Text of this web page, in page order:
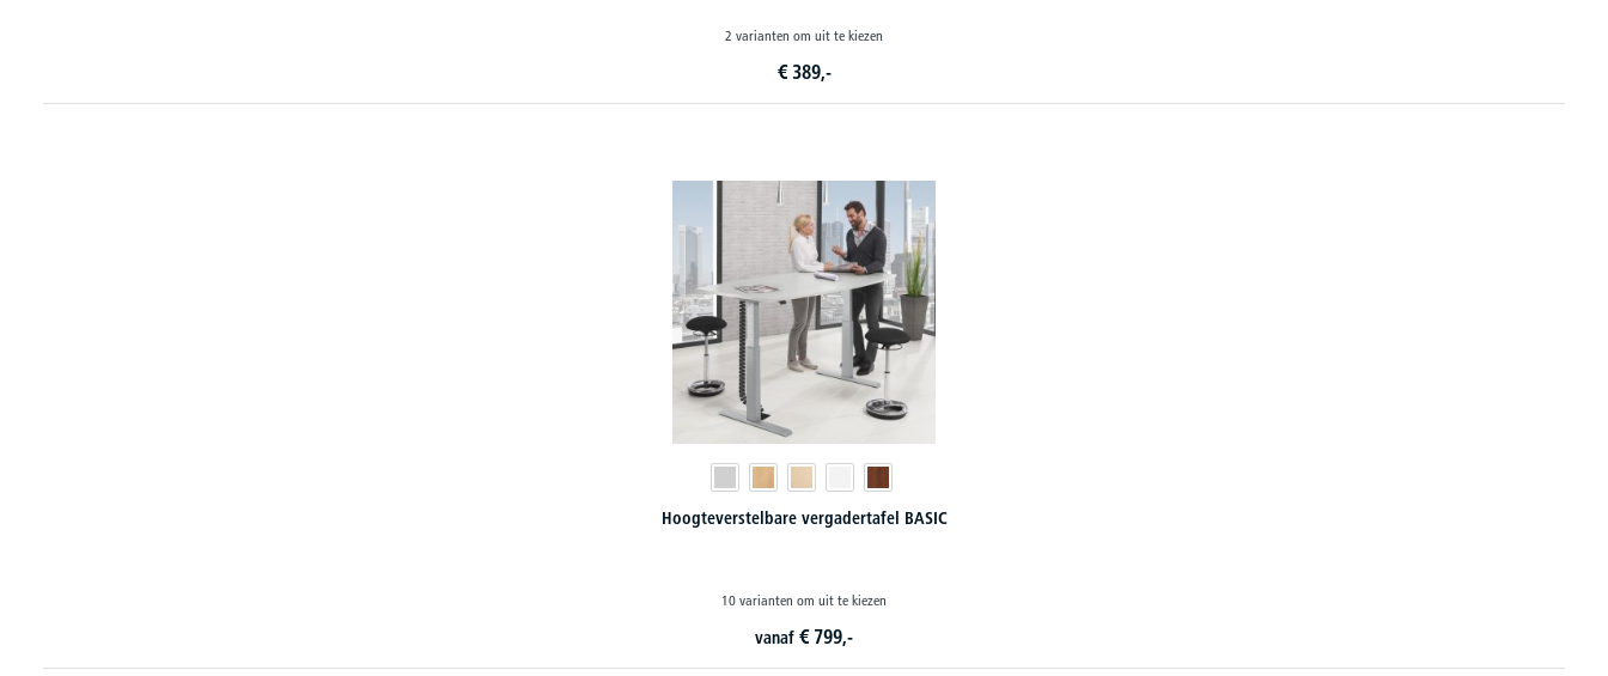
2 varianten om uit te kiezen
€ 389,-
Hoogteverstelbare vergadertafel BASIC
10 varianten om uit te kiezen
vanaf € 799,-